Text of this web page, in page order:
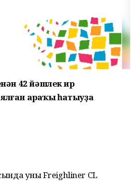
42 йәшлек ир
араҡы һатыуҙа
уның Freighliner CL